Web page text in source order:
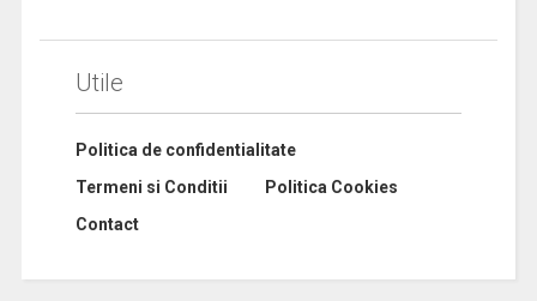
Utile
Politica de confidentialitate
Termeni si Conditii
Politica Cookies
Contact